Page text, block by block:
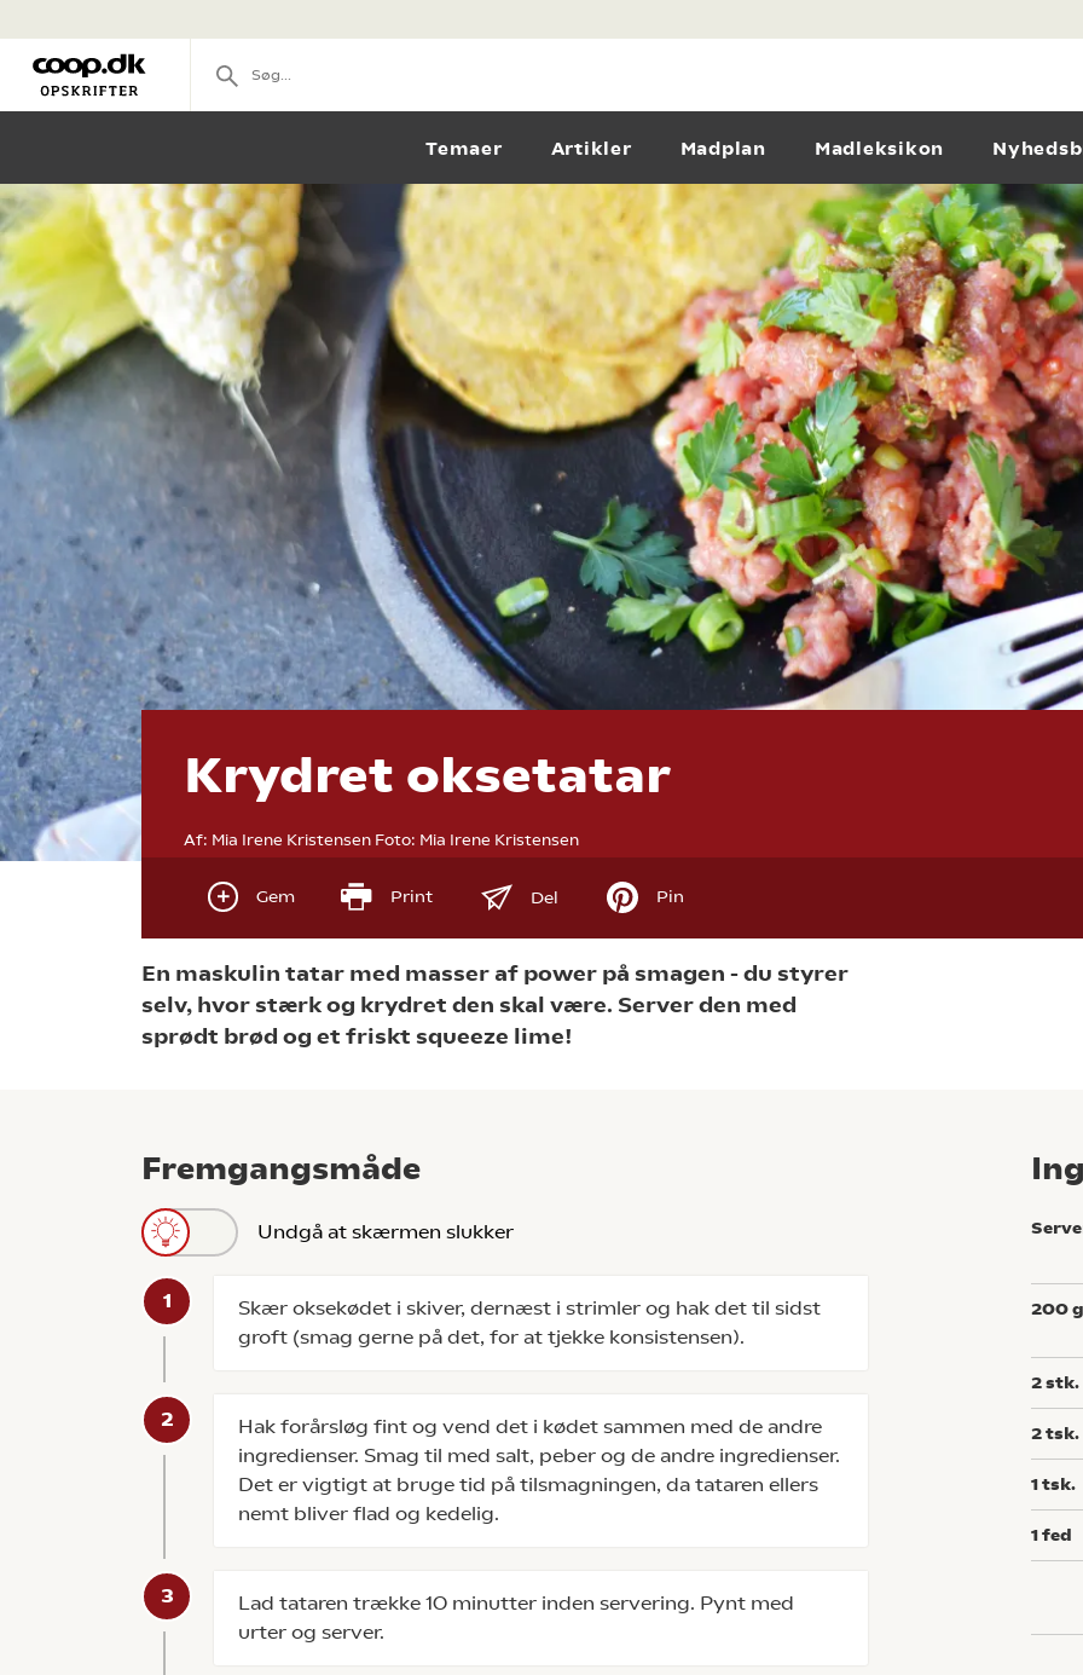
Temaer Artikler Madplan Madleksikon
Krydret oksetatar
Af: Mia Irene Kristensen Foto: Mia Irene Kristensen
Gem Print Del Pin
En maskulin tatar med masser af power på smagen - du styrer
selv, hvor stærk og krydret den skal være. Server den med
sprødt brød og et friskt squeeze lime!
Fremgangsmåde
Undgå at skærmen slukker
Skær oksekødet i skiver, dernæst i strimler og hak det til sidst
groft (smag gerne på det, for at tjekke konsistensen).
Hak forårsløg fint og vend det i kødet sammen med de andre
ingredienser. Smag til med salt, peber og de andre ingredienser.
Det er vigtigt at bruge tid på tilsmagningen, da tataren ellers
nemt bliver flad og kedelig.
Lad tataren trække 10 minutter inden servering. Pynt med
urter og server.
200g
2stk.
2tsk.
1tsk.
1fed